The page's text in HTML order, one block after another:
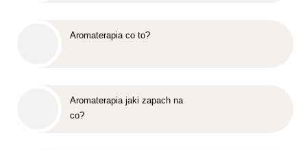
Aromaterapia co to?
Aromaterapia jaki zapach na
co?